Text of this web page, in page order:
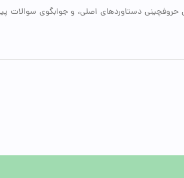
حروفچینی دستاوردهای اصلی، و جوابگوی سوالات